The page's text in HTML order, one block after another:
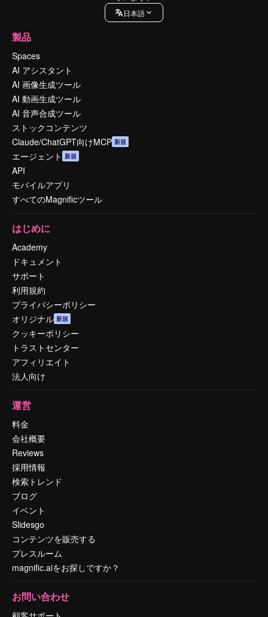
日本語
製品
Spaces
AI アシスタント
AI 画像生成ツール
AI 動画生成ツール
AI 音声合成ツール
ストックコンテンツ
Claude/ChatGPT向けMCP 新規
エージェント 新規
API
モバイルアプリ
すべてのMagnificツール
はじめに
Academy
ドキュメント
サポート
利用規約
プライバシーポリシー
オリジナル 新規
クッキーポリシー
トラストセンター
アフィリエイト
法人向け
運営
料金
会社概要
Reviews
採用情報
検索トレンド
ブログ
イベント
Slidesgo
コンテンツを販売する
プレスルーム
magnific.aiをお探しですか？
お問い合わせ